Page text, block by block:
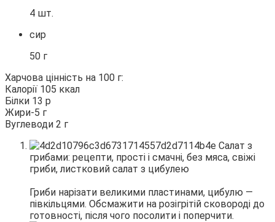
4 шт.
сир
50 г
Харчова цінність на 100 г:
Калорії 105 ккал
Білки 13 р
Жири-5 г
Вуглеводи 2 г
Гриби нарізати великими пластинами, цибулю —
півкільцями. Обсмажити на розігрітій сковороді до
готовності, після чого посолити і поперчити.